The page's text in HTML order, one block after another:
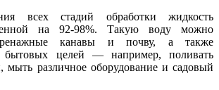
всех стадий обработки жидкость
на 92-98%. Такую воду можно
канавы и почву, а также
бытовых целей — например, поливать
мыть различное оборудование и садовый